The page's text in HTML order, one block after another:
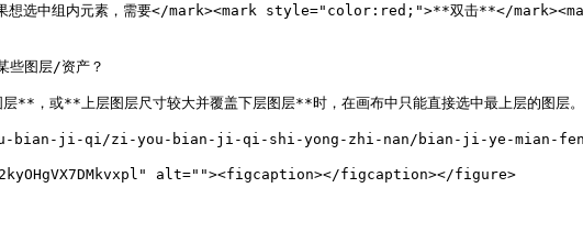
中组内元素，需要</mark><mark style="color:red;">**双击**</mark><mark
些图层/资产？
**，或**上层图层尺寸较大并覆盖下层图层**时，在画布中只能直接选中最上层的图层
bian-ji-qi/zi-you-bian-ji-qi-shi-yong-zhi-nan/bian-ji-ye-mian-